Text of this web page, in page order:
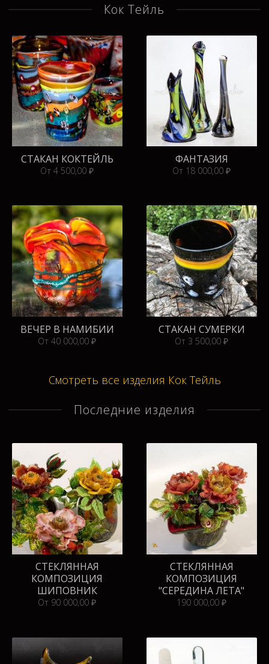
Кок Тейль
СТАКАН КОКТЕЙЛЬ
От 4 500,00 ₽
ФАНТАЗИЯ
От 18 000,00 ₽
ВЕЧЕР В НАМИБИИ
От 40 000,00 ₽
СТАКАН СУМЕРКИ
От 3 500,00 ₽
Смотреть все изделия Кок Тейль
Последние изделия
СТЕКЛЯННАЯ
КОМПОЗИЦИЯ
ШИПОВНИК
От 90 000,00 ₽
СТЕКЛЯННАЯ
КОМПОЗИЦИЯ
"СЕРЕДИНА ЛЕТА"
190 000,00 ₽